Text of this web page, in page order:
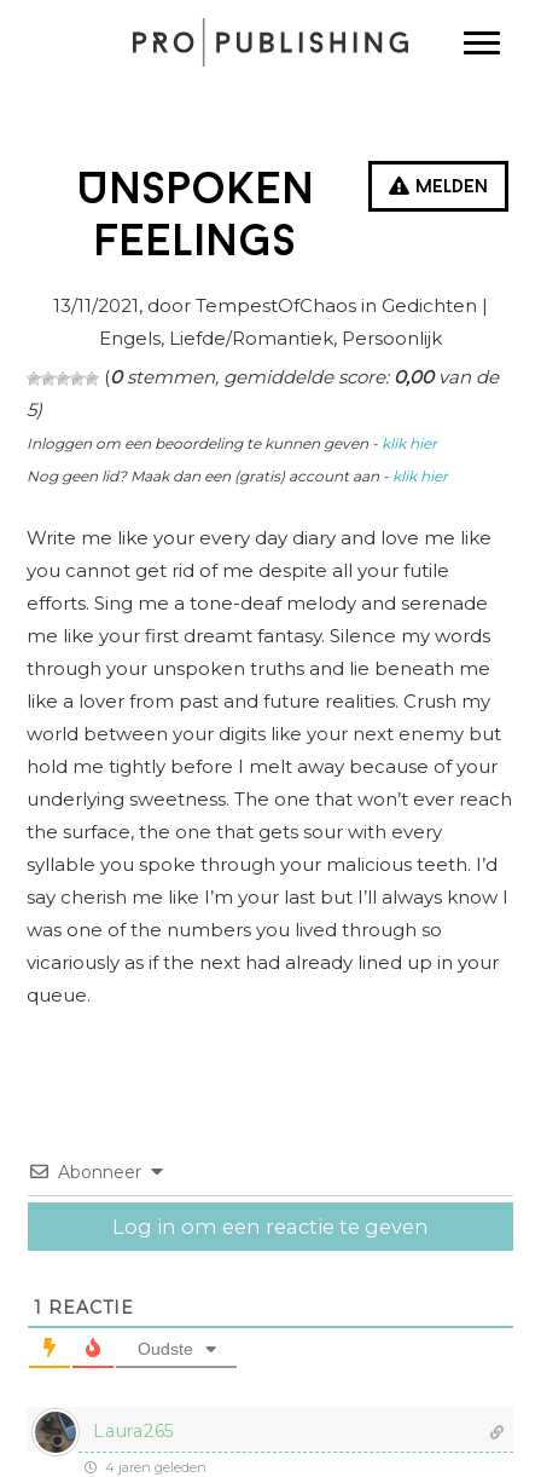
Melden
Unspoken
feelings
13/11/2021, door TempestOfChaos in Gedichten |
Engels, Liefde/Romantiek, Persoonlijk
(0stemmen, gemiddelde score:0,00van de
5)
Inloggen om een beoordeling te kunnen geven - klik hier
Nog geen lid? Maak dan een (gratis) account aan - klik hier
Write me like your every day diary and love me like
you cannot get rid of me despite all your futile
efforts. Sing me a tone-deaf melody and serenade
me like your first dreamt fantasy. Silence my words
through your unspoken truths and lie beneath me
like a lover from past and future realities. Crush my
world between your digits like your next enemy but
hold me tightly before I melt away because of your
underlying sweetness. The one that won’t ever reach
the surface, the one that gets sour with every
syllable you spoke through your malicious teeth. I’d
say cherish me like I’m your last but I’ll always know I
was one of the numbers you lived through so
vicariously as if the next had already lined up in your
queue.
Abonneer
Log in om een reactie te geven
1 REACTIE
Oudste
Laura265
4 jaren geleden